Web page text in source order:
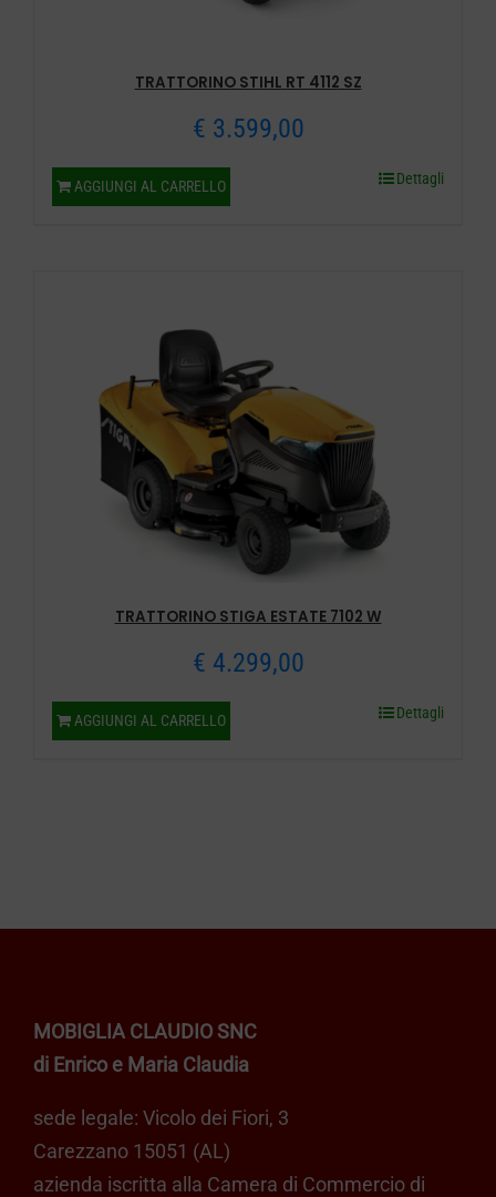
TRATTORINO STIHL RT 4112 SZ
€ 3.599,00
AGGIUNGI AL CARRELLO Dettagli
TRATTORINO STIGA ESTATE 7102 W
€ 4.299,00
AGGIUNGI AL CARRELLO Dettagli
MOBIGLIA CLAUDIO SNC
di Enrico e Maria Claudia
sede legale: Vicolo dei Fiori, 3
Carezzano 15051 (AL)
azienda iscritta alla Camera di Commercio di